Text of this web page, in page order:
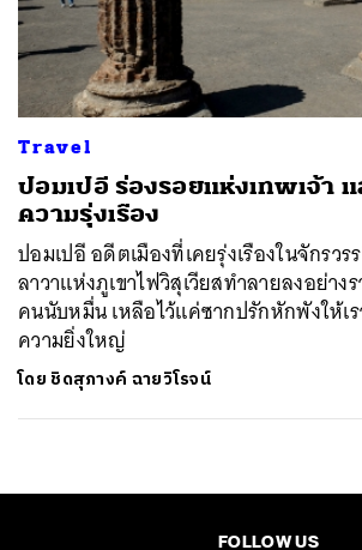
Travel
ปอมเปอี ร่องรอยแห่งเทพเจ้า แ
ความรุ่งเรือง
ปอมเปอี อดีตเมืองที่เคยรุ่งเรืองในจักรว
ลาวาแห่งภูเขาไฟวิสุเวียสทำลายลงอย่าง
คนนับหมื่น เหลือไว้แค่ซากปรักหักพังให้เ
ความยิ่งใหญ่
โดย ชิดสุภางค์ ฉายวิโรจน์
FOLLOW US
SHARE TWEET LINE